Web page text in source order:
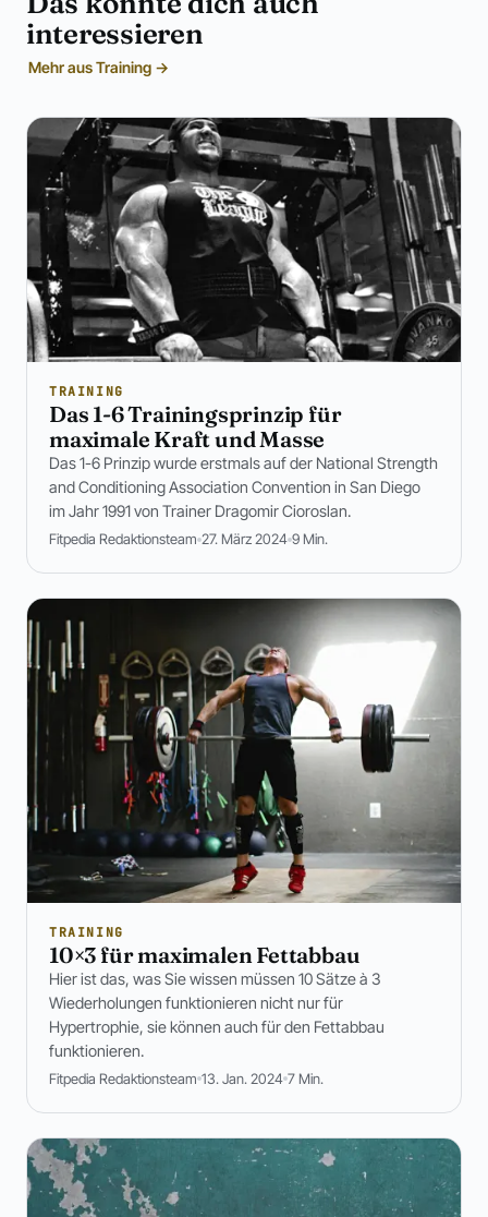
interessieren
Mehr aus Training →
TRAINING
Das 1-6 Trainingsprinzip für
maximale Kraft und Masse
Das 1-6 Prinzip wurde erstmals auf der National Strength
and Conditioning Association Convention in San Diego
im Jahr 1991 von Trainer Dragomir Cioroslan.
Fitpedia Redaktionsteam 27. März 2024 9 Min.
TRAINING
10×3 für maximalen Fettabbau
Hier ist das, was Sie wissen müssen 10 Sätze à 3
Wiederholungen funktionieren nicht nur für
Hypertrophie, sie können auch für den Fettabbau
funktionieren.
Fitpedia Redaktionsteam 13. Jan. 2024 7 Min.